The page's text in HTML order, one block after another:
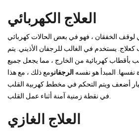
العلاج الكهربائي
لوقف الخفقان ، فهو في بعض الحالات كهربائي
يستخدم في الغالب للرجفان الأذيني. يتم
بأقطاب كهربائية من الخارج ، مما يجعل جميع
نفسها. المبدأ هو نفسه الرجفانومع ذلك ، مع هذا
أضعف ويتم التحكم في مخطط كهربية القلب
العلاج الغازي